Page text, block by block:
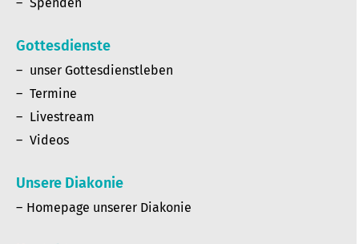
Spenden
Gottesdienste
unser Gottesdienstleben
Termine
Livestream
Videos
Unsere Diakonie
Homepage unserer Diakonie